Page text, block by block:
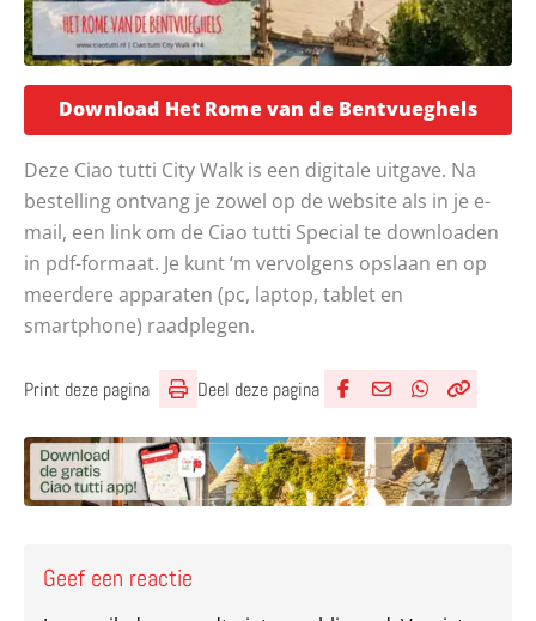
Download Het Rome van de Bentvueghels
Deze Ciao tutti City Walk is een digitale uitgave. Na
bestelling ontvang je zowel op de website als in je e-
mail, een link om de Ciao tutti Special te downloaden
in pdf-formaat. Je kunt ‘m vervolgens opslaan en op
meerdere apparaten (pc, laptop, tablet en
smartphone) raadplegen.
Print deze pagina Deel deze pagina
Geef een reactie